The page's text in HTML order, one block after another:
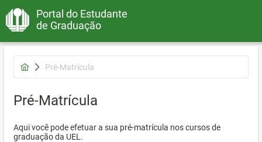
Portal do Estudante
de Graduação
Pré-Matrícula
Pré-Matrícula
Aqui você pode efetuar a sua pré-matrícula nos cursos de
graduação da UEL.